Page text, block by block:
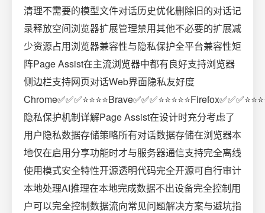
清理不需要的模型文件对话历史优化删除旧的对话记
录释放空间浏览器扩展管理禁用其他不必要的扩展减
少资源占用浏览器兼容性与隐私保护全平台兼容性矩
阵Page Assist在主流浏览器中都有良好支持浏览器
侧边栏支持网页对话Web界面隐私友好度
隐私保护机制详解Page Assist在设计时充分考虑了
用户隐私数据存储策略所有对话数据存储在浏览器本
地仅在启用分享功能时才与服务器通信支持完全离线
使用模式安全特性开源透明代码完全开源可自行审计
本地处理AI推理在本地完成数据不出设备完全控制用
户可以完全控制数据流向常见问题解决方案与避坑指